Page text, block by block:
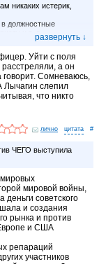
никаких истерик,
должностные
и т. д.
блоге. Вот даже
«обличители
Россия.
Уйти с поля
а он
Сомневаюсь,
Лычагин слепил
что никто
лично #
ЧЕГО выступила
мировой войны,
советского
и создания
рынка и против
и США
репараций
участников